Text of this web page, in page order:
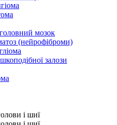
мозок
(нейрофіброми)
залози
і шиї